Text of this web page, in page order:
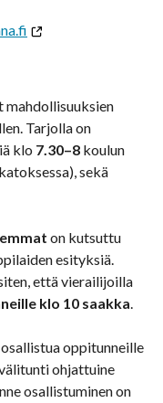
mahdollisuuksien
Tarjolla on
klo 7.30–8 koulun
sekä
on kutsuttu
esityksiä.
että vierailijoilla
klo 10 saakka.
oppitunneille
ohjattuine
osallistuminen on